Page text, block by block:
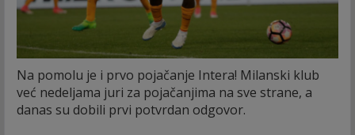
Na pomolu je i prvo pojačanje Intera! Milanski klub
već nedeljama juri za pojačanjima na sve strane, a
danas su dobili prvi potvrdan odgovor.